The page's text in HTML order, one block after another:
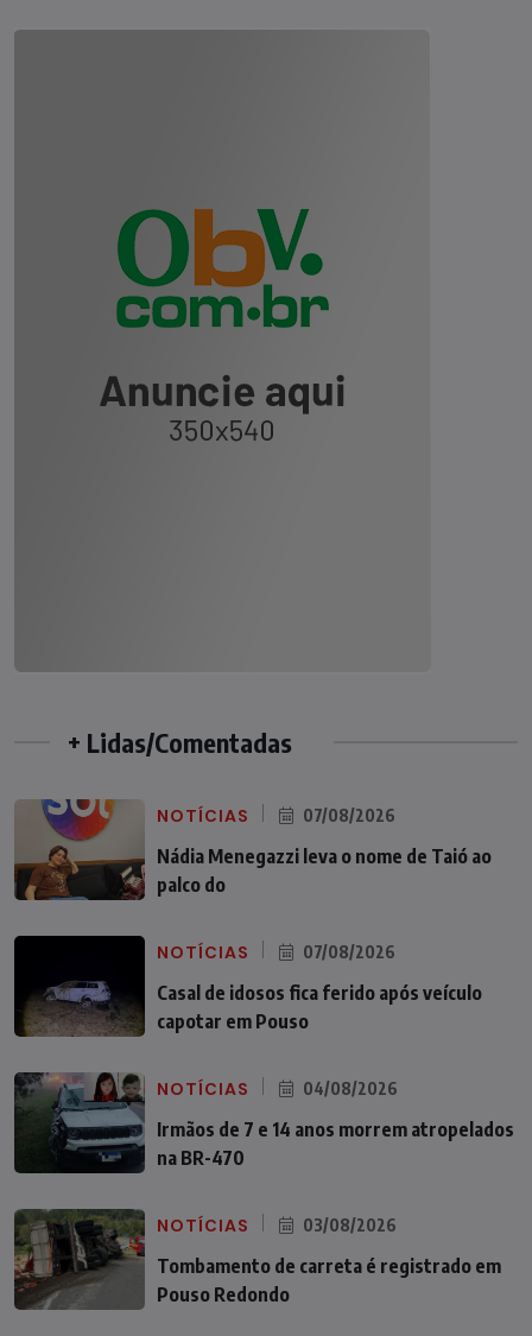
+ Lidas/Comentadas
NOTÍCIAS 07/08/2026
Nádia Menegazzi leva o nome de Taió ao
palco do
NOTÍCIAS 07/08/2026
Casal de idosos fica ferido após veículo
capotar em Pouso
NOTÍCIAS 04/08/2026
Irmãos de 7 e 14 anos morrem atropelados
na BR-470
NOTÍCIAS 03/08/2026
Tombamento de carreta é registrado em
Pouso Redondo